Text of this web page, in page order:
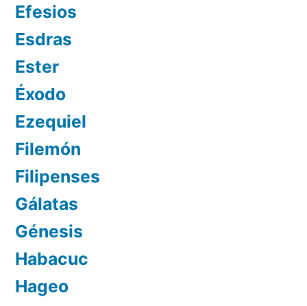
Efesios
Esdras
Ester
Éxodo
Ezequiel
Filemón
Filipenses
Gálatas
Génesis
Habacuc
Hageo